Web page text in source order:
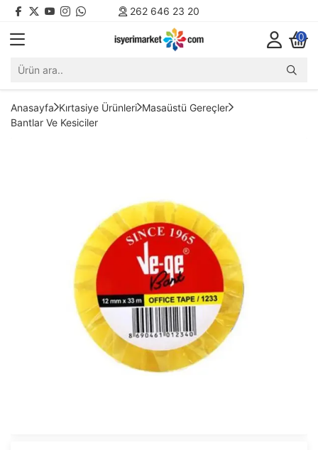
262 646 23 20
0
Anasayfa Kırtasiye Ürünleri Masaüstü Gereçler
Bantlar Ve Kesiciler